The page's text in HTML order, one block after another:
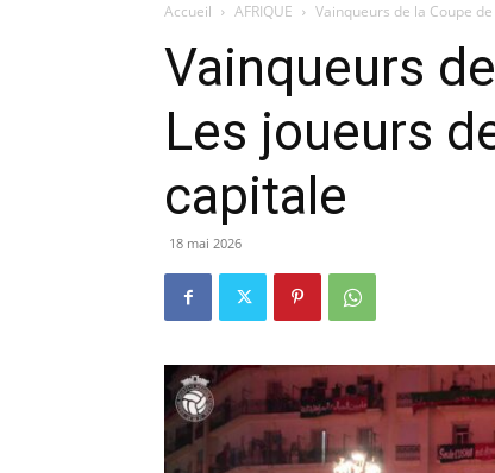
Accueil AFRIQUE Vainqueurs de la Coupe
Vainqueurs
Les joueurs
capitale
18 mai 2026